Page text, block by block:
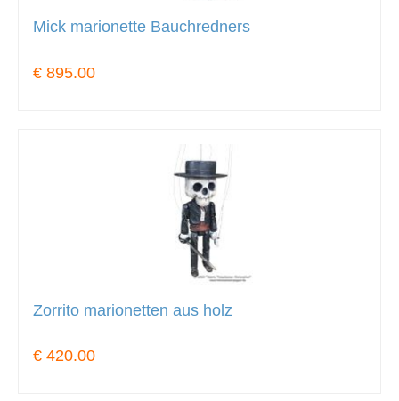
Mick marionette Bauchredners
€ 895.00
Zorrito marionetten aus holz
€ 420.00